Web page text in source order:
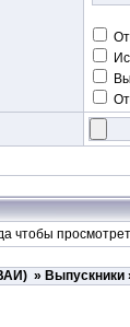
чтобы
» Выпускники